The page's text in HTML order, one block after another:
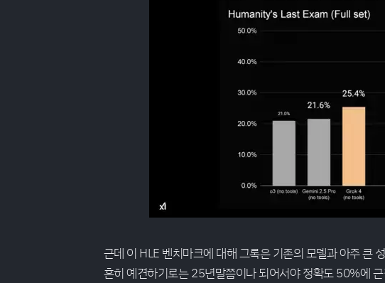
근데 이 HLE 벤치마크에 대해 그록은 기존의 모델과 아주 큰
흔히 예견하기로는 25년말쯤이나 되어서야 정확도 50%에